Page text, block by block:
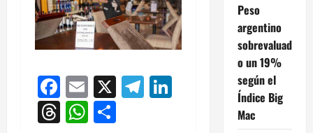
Facebook
Email
X Telegram
LinkedIn
Threads
WhatsApp
Peso
argentino
sobrevaluad
o un 19%
según el
Índice Big
Mac